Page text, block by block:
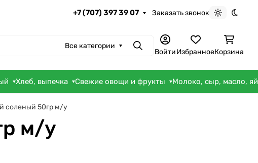
+7 (707) 397 39 07 Заказать звонок
Светлая
Все категории ПоискВойтиИзбранноеКорзина
Хлеб, выпечка Свежие овощи и фрукты Молоко, сыр, масло,
соленый 50гр м/у
м/у